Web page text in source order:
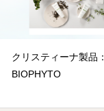
クリスティーナ製品：
BIOPHYTO